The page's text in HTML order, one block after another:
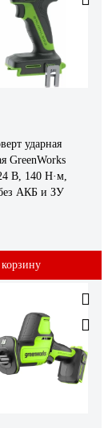
ударная
GreenWorks
В, 140 Н·м,
АКБ и ЗУ